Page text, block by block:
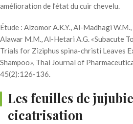
amélioration de l’état du cuir chevelu.
Étude : Alzomor A.K.Y., Al-Madhagi
Alawar M.M., Al-Hetari A.G. «Subacute
Trials for Ziziphus spina-christi Leaves
Shampoo», Thai Journal of
45(2):126-136.
Les feuilles de
cicatrisation